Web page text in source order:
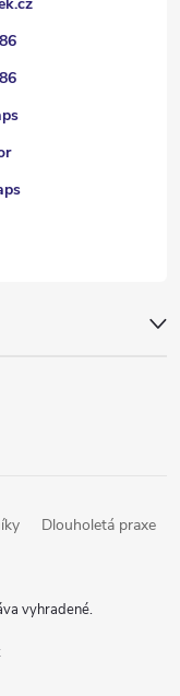
Dlouholetá praxe
vyhradené.